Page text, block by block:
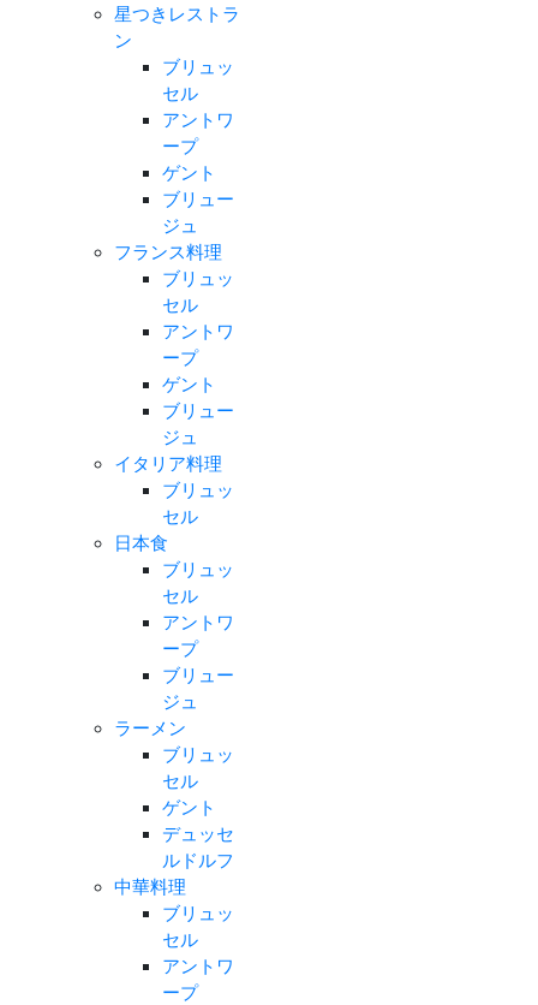
星つきレストラ
ン
ブリュッ
セル
アントワ
ープ
ゲント
ブリュー
ジュ
フランス料理
ブリュッ
セル
アントワ
ープ
ゲント
ブリュー
ジュ
イタリア料理
ブリュッ
セル
日本食
ブリュッ
セル
アントワ
ープ
ブリュー
ジュ
ラーメン
ブリュッ
セル
ゲント
デュッセ
ルドルフ
中華料理
ブリュッ
セル
アントワ
ープ